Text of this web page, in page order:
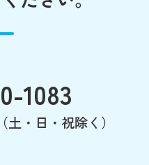
1083
土・日・祝除く）